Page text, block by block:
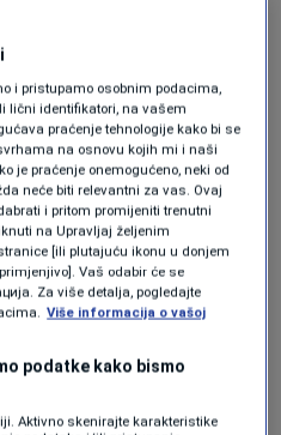
banjalučkog suda
je, nakon izricanja
za zadržavanje u
i pobjegao kroz
godine zatvora zbog
djevojčice, kćerke svog
prijavljen je u februaru
uspio pobjeći iz Banjaluke,
što je za njim
i pristupamo osobnim podacima,
lični identifikatori, na vašem
praćenje tehnologije kako bi se
na osnovu kojih mi i naši
je praćenje onemogućeno, neki od
neće biti relevantni za vas. Ovaj
i pritom promijeniti trenutni
na Upravljaj željenim
[ili plutajuću ikonu u donjem
Vaš odabir će se
Za više detalja, pogledajte
Više informacija o vašoj
podatke kako bismo
Aktivno skenirajte karakteristike